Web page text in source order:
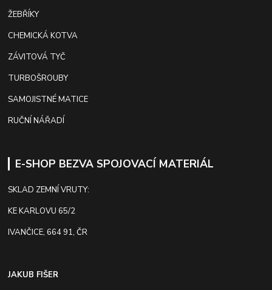
ŽEBŘÍKY
CHEMICKÁ KOTVA
ZÁVITOVÁ TYČ
TURBOŠROUBY
SAMOJISTNÉ MATICE
RUČNÍ NÁŘADÍ
E-SHOP BEZVA SPOJOVACÍ MATERIÁL
SKLAD ZEMNÍ VRUTY:
KE KARLOVU 65/2
IVANČICE, 664 91, ČR
JAKUB FIŠER